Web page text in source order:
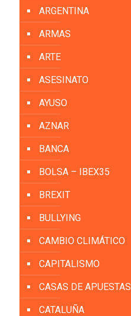
ARGENTINA
ARMAS
ARTE
ASESINATO
AYUSO
AZNAR
BANCA
BOLSA – IBEX35
BREXIT
BULLYING
CAMBIO CLIMÁTICO
CAPITALISMO
CASAS DE APUESTAS
CATALUÑA